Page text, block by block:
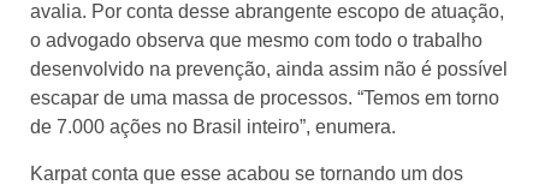
avalia. Por conta desse abrangente escopo de atuação,
o advogado observa que mesmo com todo o trabalho
desenvolvido na prevenção, ainda assim não é possível
escapar de uma massa de processos. “Temos em torno
de 7.000 ações no Brasil inteiro”, enumera.
Karpat conta que esse acabou se tornando um dos